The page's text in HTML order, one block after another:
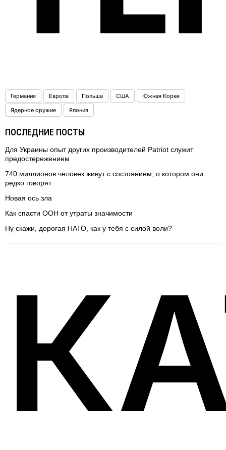
Германия Европа Польша США
Южная Корея
Ядерное оружие
Япония
ПОСЛЕДНИЕ ПОСТЫ
Для Украины опыт других производителей Patriot служит
предостережением
740 миллионов человек живут с состоянием, о котором они
редко говорят
Новая ось зла
Как спасти ООН от утраты значимости
Ну скажи, дорогая НАТО, как у тебя с силой воли?